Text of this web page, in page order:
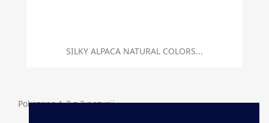
SILKY ALPACA NATURAL COLORS...
Pokazano 1-2 z 2 pozycji